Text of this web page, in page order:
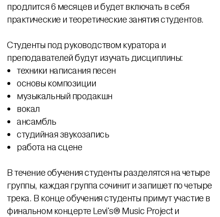
продлится 6 месяцев и будет включать в себя
практические и теоретические занятия студентов.
Студенты под руководством куратора и
преподавателей будут изучать дисциплины:
техники написания песен
основы композиции
музыкальный продакшн
вокал
ансамбль
студийная звукозапись
работа на сцене
В течение обучения студенты разделятся на четыре
группы, каждая группа сочинит и запишет по четыре
трека. В конце обучения студенты примут участие в
финальном концерте Levi's® Music Project и